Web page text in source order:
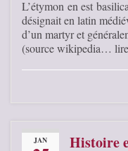
L’étymon en est
désignait en latin
d’un martyr et
(source wikipedia… lire
JAN
Histoire